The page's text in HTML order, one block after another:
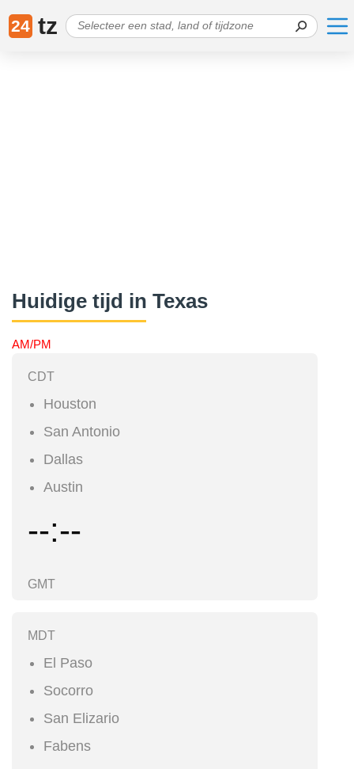
24 tz
Huidige tijd in Texas
AM/PM
CDT
Houston
San Antonio
Dallas
Austin
--:--
GMT
MDT
El Paso
Socorro
San Elizario
Fabens